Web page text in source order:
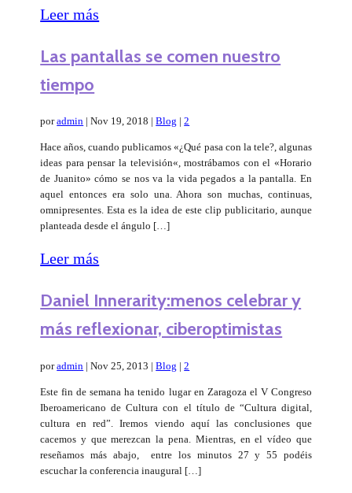
Leer más
Las pantallas se comen nuestro
tiempo
poradmin |Nov 19, 2018 |Blog |2
Hace años, cuando publicamos «¿Qué pasa con la tele?, algunas
ideas para pensar la televisión«, mostrábamos con el «Horario
de Juanito» cómo se nos va la vida pegados a la pantalla. En
aquel entonces era solo una. Ahora son muchas, continuas,
omnipresentes. Esta es la idea de este clip publicitario, aunque
planteada desde el ángulo […]
Leer más
Daniel Innerarity:menos celebrar y
más reflexionar, ciberoptimistas
poradmin |Nov 25, 2013 |Blog |2
Este fin de semana ha tenido lugar en Zaragoza el V Congreso
Iberoamericano de Cultura con el título de “Cultura digital,
cultura en red”. Iremos viendo aquí las conclusiones que
cacemos y que merezcan la pena. Mientras, en el vídeo que
reseñamos más abajo, entre los minutos 27 y 55 podéis
escuchar la conferencia inaugural […]